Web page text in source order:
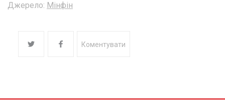
Джерело: Мінфін
Коментувати